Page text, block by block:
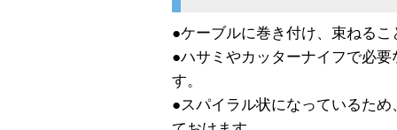
●ケーブルに巻き付け、束ねるこ
●ハサミやカッターナイフで必
す。
●スパイラル状になっているた